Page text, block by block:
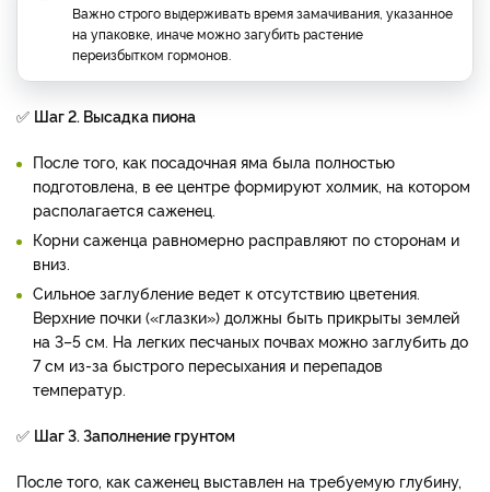
Важно строго выдерживать время замачивания, указанное
на упаковке, иначе можно загубить растение
переизбытком гормонов.
✅ Шаг 2. Высадка пиона
После того, как посадочная яма была полностью
подготовлена, в ее центре формируют холмик, на котором
располагается саженец.
Корни саженца равномерно расправляют по сторонам и
вниз.
Сильное заглубление ведет к отсутствию цветения.
Верхние почки («глазки») должны быть прикрыты землей
на 3–5 см. На легких песчаных почвах можно заглубить до
7 см из-за быстрого пересыхания и перепадов
температур.
✅ Шаг 3. Заполнение грунтом
После того, как саженец выставлен на требуемую глубину,